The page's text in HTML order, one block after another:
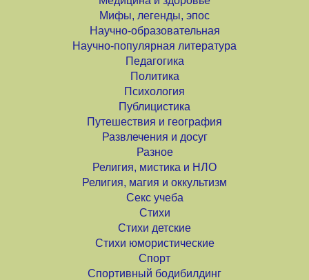
Мифы, легенды, эпос
Научно-образовательная
Научно-популярная литература
Педагогика
Политика
Психология
Публицистика
Путешествия и география
Развлечения и досуг
Разное
Религия, мистика и НЛО
Религия, магия и оккультизм
Секс учеба
Стихи
Стихи детские
Стихи юмористические
Спорт
Спортивный бодибилдинг